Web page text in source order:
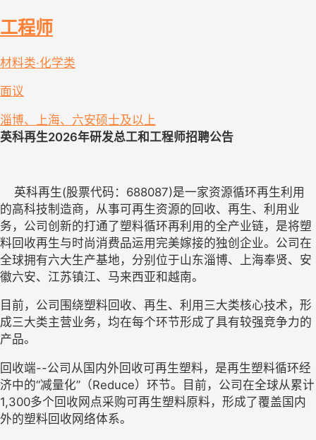
工程师
材料类·化学类
面议
淄博、上海、六安硕士及以上
英科再生2026年研发总工和工程师招聘公告
英科再生(股票代码：688087)是一家资源循环再生利用
的高科技制造商，从事可再生资源的回收、再生、利用业
务，公司创新的打通了塑料循环再利用的全产业链，是将塑
料回收再生与时尚消费品运用完美嫁接的独创企业。公司在
全球拥有六大生产基地，分别位于山东淄博、上海奉贤、安
徽六安、江苏镇江、马来西亚和越南。
目前，公司围绕塑料回收、再生、利用三大类核心技术，形
成三大类主营业务，均在每个环节形成了具有较强竞争力的
产品。
回收端--公司从国内外回收可再生塑料，是再生塑料循环经
济中的“减量化”（Reduce）环节。目前，公司在全球从累计
1,300多个回收网点采购可再生塑料原料，形成了覆盖国内
外的塑料回收网络体系。